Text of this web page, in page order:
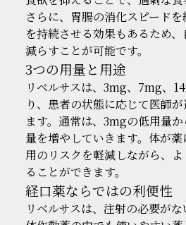
さらに、胃腸の消化スピード
を持続させる効果もあるため
減らすことが可能です。
3つの用量と用途
リベルサスは、3mg、7mg、
り、患者の状態に応じて医師
ます。通常は、3mgの低用量
量を増やしていきます。体が
用のリスクを軽減しながら、
ることができます。
経口薬ならではの利便性
リベルサスは、注射の必要が